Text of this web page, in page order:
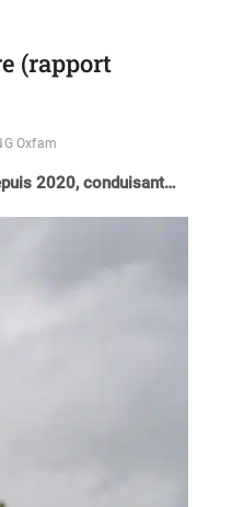
(rapport
Oxfam
2020, conduisant…